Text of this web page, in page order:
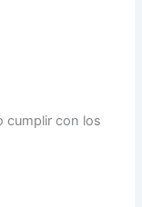
cumplir con los